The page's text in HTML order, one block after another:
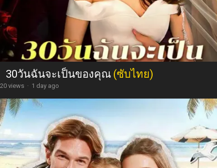
30วันฉันจะเป็นของคุณ (ซับไทย)
20 views · 1 day ago